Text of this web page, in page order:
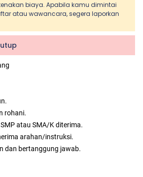
biaya. Apabila kamu dimintai
atau wawancara, segera laporkan
rohani.
atau SMA/K diterima.
arahan/instruksi.
dan bertanggung jawab.